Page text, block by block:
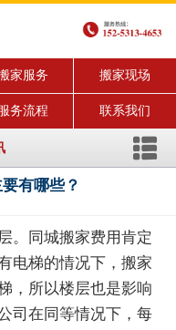
家服务 搬家现场
务流程 联系我们
有哪些？
。同城搬家费用肯定
电梯的情况下，搬家
，所以楼层也是影响
司在同等情况下，每